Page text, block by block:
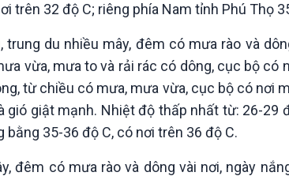
trên 32 độ C; riêng phía Nam tỉnh Phú Thọ
trung du nhiều mây, đêm có mưa rào và
vừa, mưa to và rải rác có dông, cục bộ
từ chiều có mưa, mưa vừa, cục bộ có nơi
gió giật mạnh. Nhiệt độ thấp nhất từ: 26-29
35-36 độ C, có nơi trên 36 độ C.
đêm có mưa rào và dông vài nơi, ngày